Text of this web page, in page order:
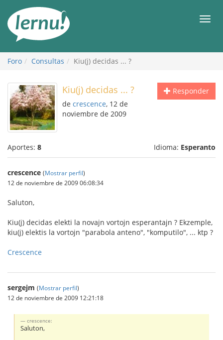
Foro Consultas Kiu(j) decidas ... ?
Responder
Kiu(j) decidas ... ?
de crescence, 12 de
noviembre de 2009
Aportes: 8 Idioma: Esperanto
crescence (Mostrar perfil)
12 de noviembre de 2009 06:08:34
Saluton,
Kiu(j) decidas elekti la novajn vortojn esperantajn ? Ekzemple,
kiu(j) elektis la vortojn "parabola anteno", "komputilo", ... ktp ?
Crescence
sergejm (Mostrar perfil)
12 de noviembre de 2009 12:21:18
crescence:
Saluton,